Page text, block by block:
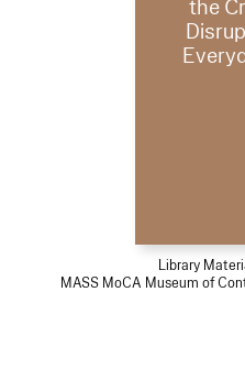
the
Library
MASS MoCA Museum of